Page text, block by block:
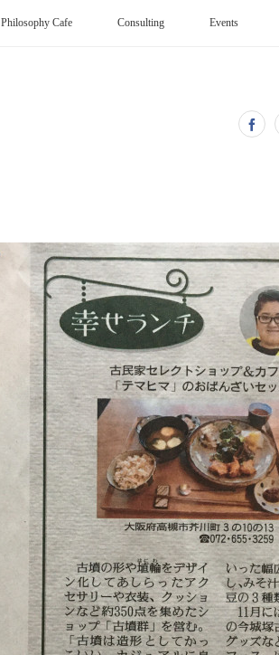
Philosophy Cafe Consulting Events